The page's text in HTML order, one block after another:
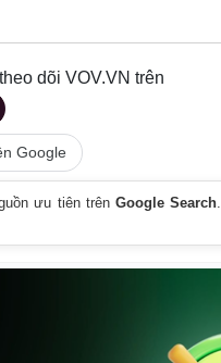
dõi VOV.VN trên
Google
ưu tiên trênGoogle Search.